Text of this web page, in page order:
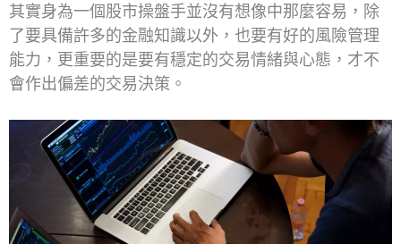
其實身為一個股市操盤手並沒有想像中那麼容易，除
了要具備許多的金融知識以外，也要有好的風險管理
能力，更重要的是要有穩定的交易情緒與心態，才不
會作出偏差的交易決策。